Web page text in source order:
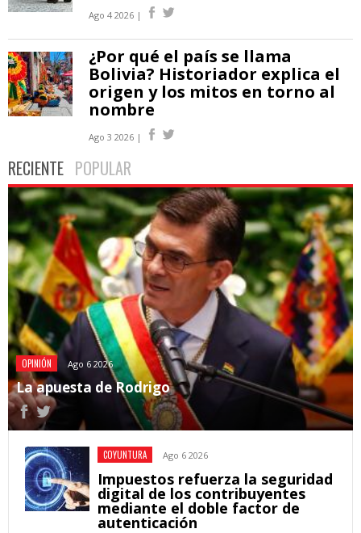
Ago 4 2026 |
¿Por qué el país se llama
Bolivia? Historiador explica el
origen y los mitos en torno al
nombre
Ago 3 2026 |
RECIENTE POPULAR
OPINIÓN Ago 6 2026
La apuesta de Rodrigo
COYUNTURA Ago 6 2026
Impuestos refuerza la seguridad
digital de los contribuyentes
mediante el doble factor de
autenticación